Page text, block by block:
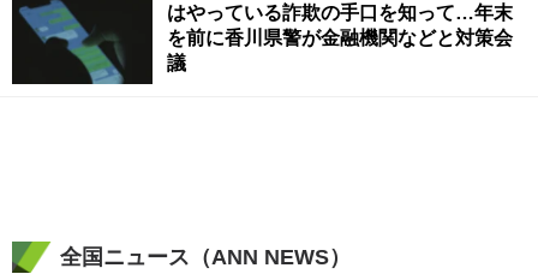
はやっている詐欺の手口を知って…年末
を前に香川県警が金融機関などと対策会
議
全国ニュース（ANN NEWS）